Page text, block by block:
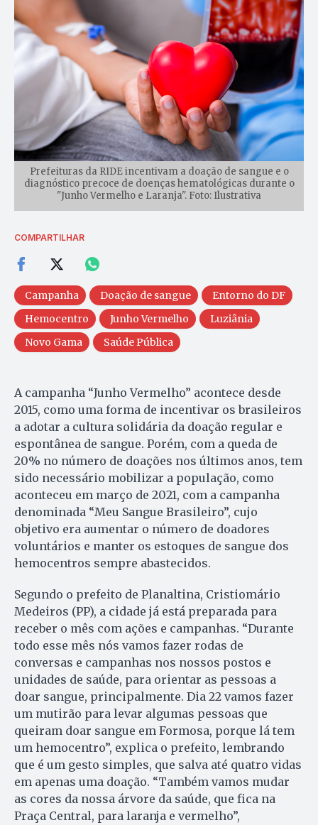
Prefeituras da RIDE incentivam a doação de sangue e o
diagnóstico precoce de doenças hematológicas durante o
"Junho Vermelho e Laranja". Foto: Ilustrativa
COMPARTILHAR
Campanha Doação de sangue
Entorno do DF
Hemocentro
Junho Vermelho
Luziânia
Novo Gama
Saúde Pública
A campanha “Junho Vermelho” acontece desde
2015, como uma forma de incentivar os brasileiros
a adotar a cultura solidária da doação regular e
espontânea de sangue. Porém, com a queda de
20% no número de doações nos últimos anos, tem
sido necessário mobilizar a população, como
aconteceu em março de 2021, com a campanha
denominada “Meu Sangue Brasileiro”, cujo
objetivo era aumentar o número de doadores
voluntários e manter os estoques de sangue dos
hemocentros sempre abastecidos.
Segundo o prefeito de Planaltina, Cristiomário
Medeiros (PP), a cidade já está preparada para
receber o mês com ações e campanhas. “Durante
todo esse mês nós vamos fazer rodas de
conversas e campanhas nos nossos postos e
unidades de saúde, para orientar as pessoas a
doar sangue, principalmente. Dia 22 vamos fazer
um mutirão para levar algumas pessoas que
queiram doar sangue em Formosa, porque lá tem
um hemocentro”, explica o prefeito, lembrando
que é um gesto simples, que salva até quatro vidas
em apenas uma doação. “Também vamos mudar
as cores da nossa árvore da saúde, que fica na
Praça Central, para laranja e vermelho”,